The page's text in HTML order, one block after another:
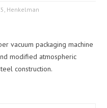
, Henkelman
vacuum packaging machine
modified atmospheric
construction.